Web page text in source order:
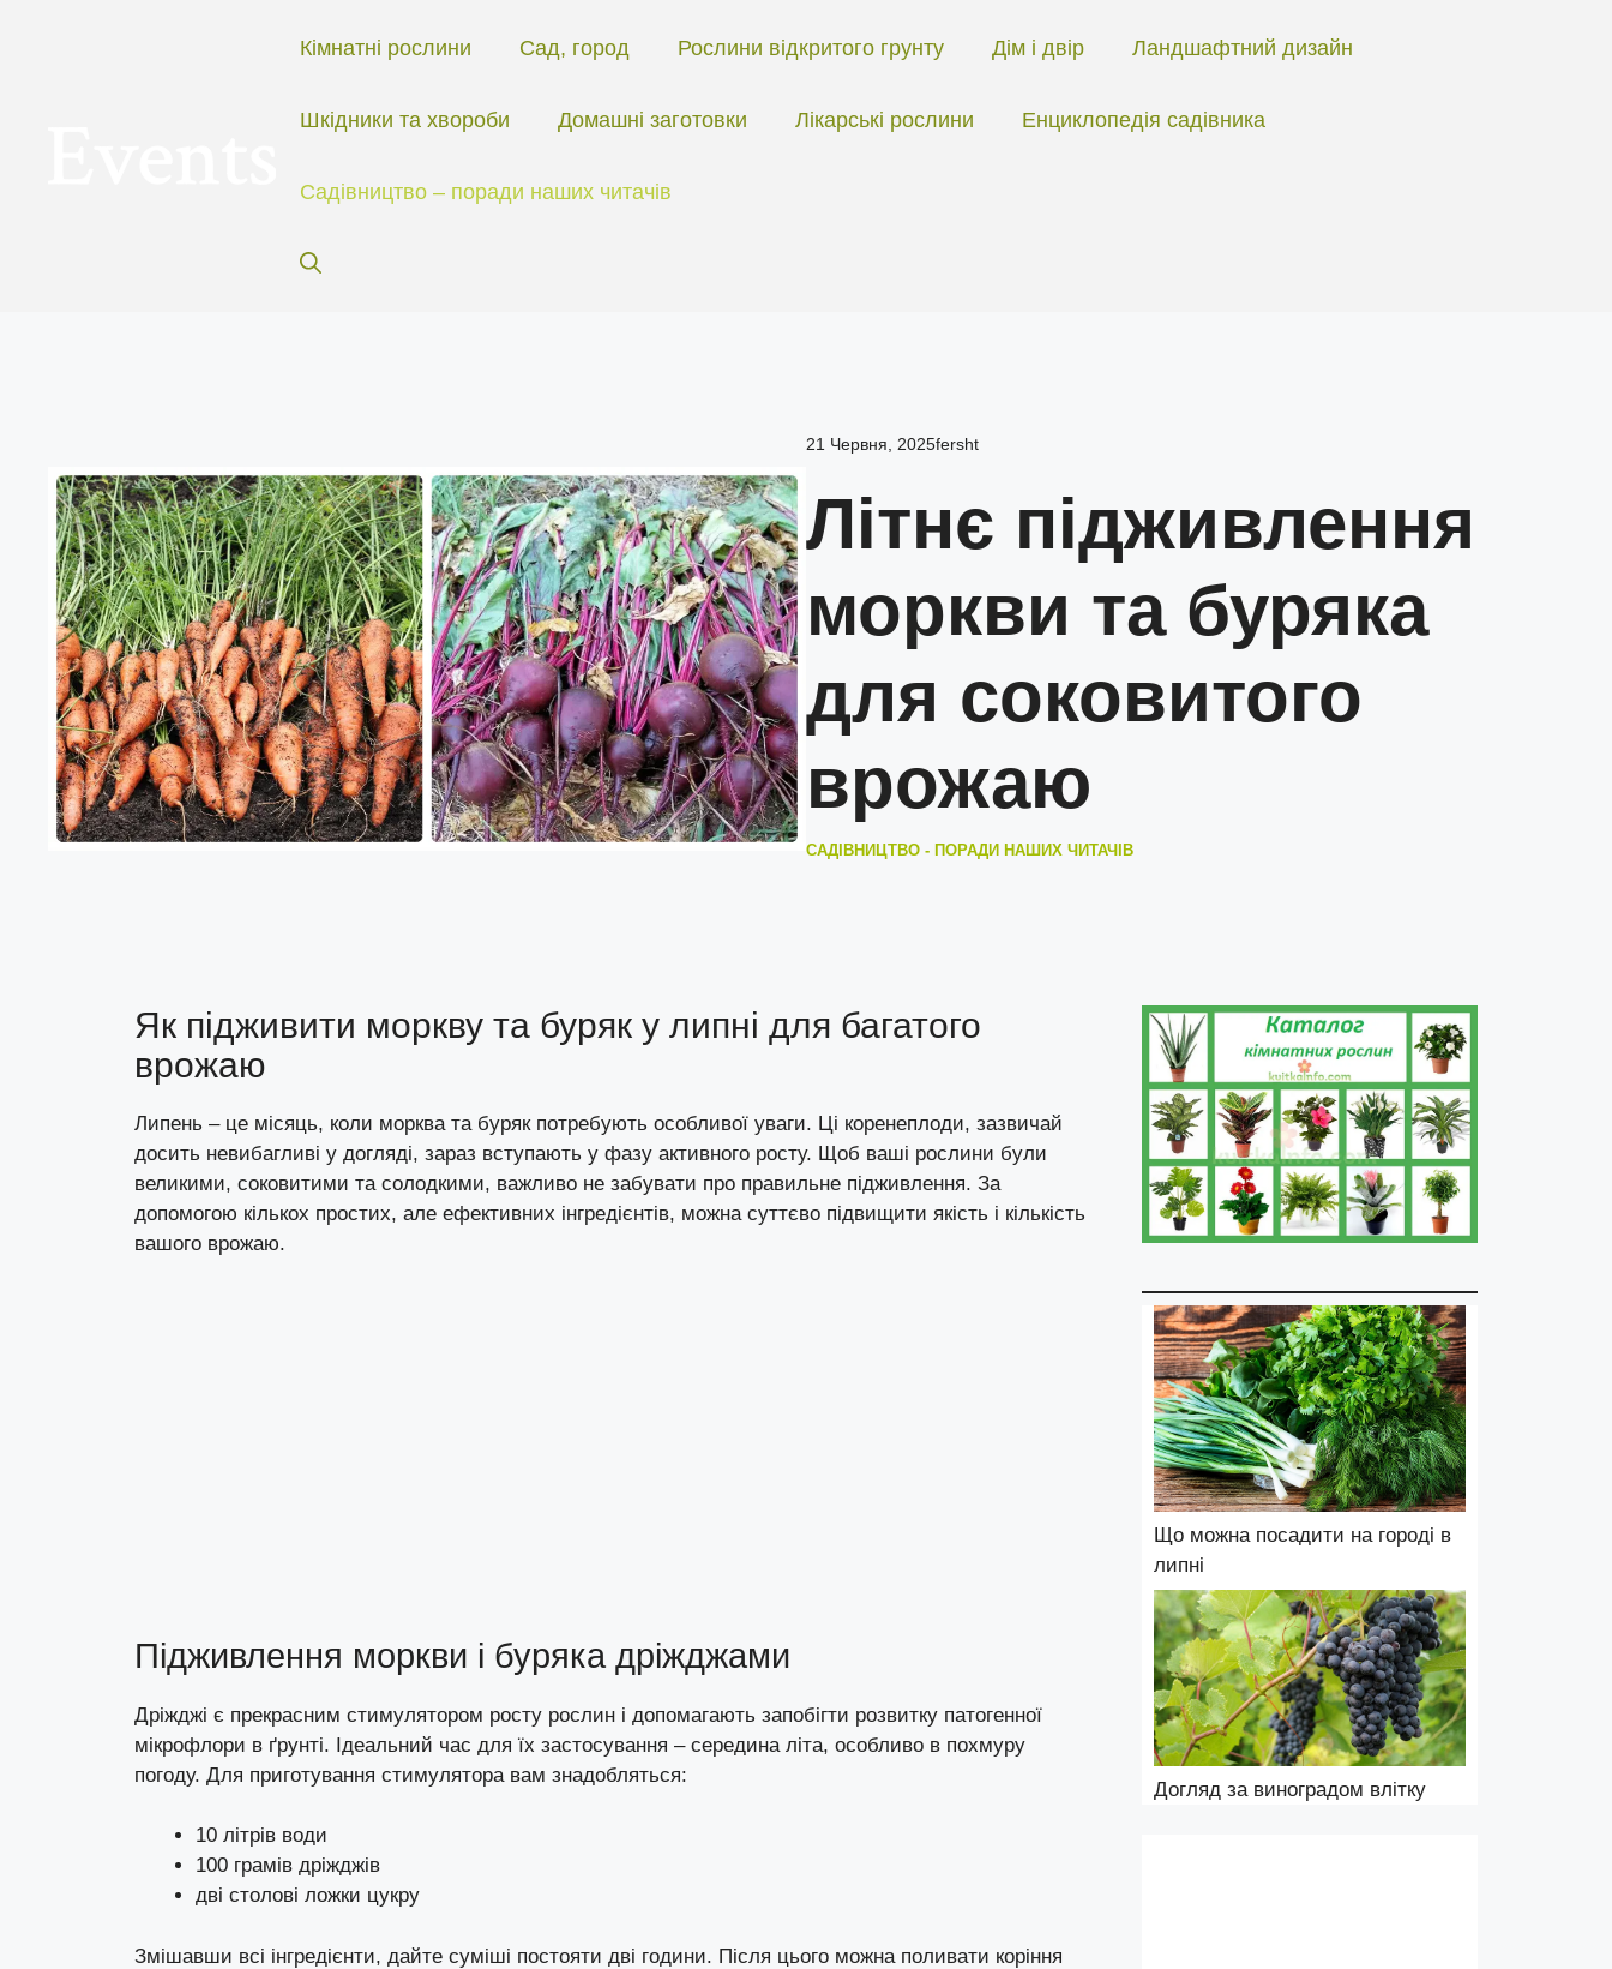
Кімнатні рослини Сад, город Рослини відкритого грунту Дім і двір Ландшафтний дизайн
Шкідники та хвороби Домашні заготовки Лікарські рослини Енциклопедія садівника
Садівництво – поради наших читачів
21 Червня, 2025fersht
Літнє підживлення
моркви та буряка
для соковитого
врожаю
САДІВНИЦТВО - ПОРАДИ НАШИХ ЧИТАЧІВ
Як підживити моркву та буряк у липні для багатого
врожаю
Липень – це місяць, коли морква та буряк потребують особливої уваги. Ці коренеплоди, зазвичай
досить невибагливі у догляді, зараз вступають у фазу активного росту. Щоб ваші рослини були
великими, соковитими та солодкими, важливо не забувати про правильне підживлення. За
допомогою кількох простих, але ефективних інгредієнтів, можна суттєво підвищити якість і кількість
вашого врожаю.
Підживлення моркви і буряка дріжджами
Дріжджі є прекрасним стимулятором росту рослин і допомагають запобігти розвитку патогенної
мікрофлори в ґрунті. Ідеальний час для їх застосування – середина літа, особливо в похмуру
погоду. Для приготування стимулятора вам знадобляться:
10 літрів води
100 грамів дріжджів
дві столові ложки цукру
Змішавши всі інгредієнти, дайте суміші постояти дві години. Після цього можна поливати коріння
Що можна посадити на городі в
липні
Догляд за виноградом влітку